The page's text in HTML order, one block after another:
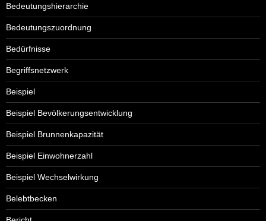
Bedeutungshierarchie
Bedeutungszuordnung
Bedürfnisse
Begriffsnetzwerk
Beispiel
Beispiel Bevölkerungsentwicklung
Beispiel Brunnenkapazität
Beispiel Einwohnerzahl
Beispiel Wechselwirkung
Belebtbecken